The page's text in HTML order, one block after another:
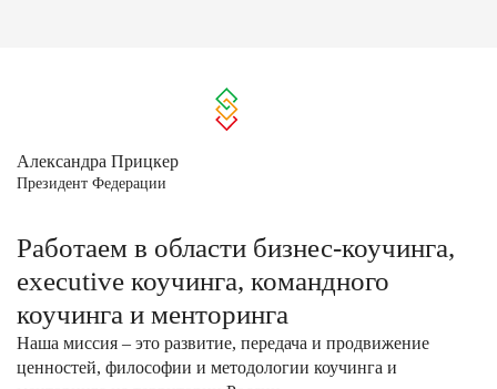
Александра Прицкер
Президент Федерации
Работаем в области бизнес-коучинга,
executive коучинга, командного
коучинга и менторинга
Наша миссия – это развитие, передача и продвижение
ценностей, философии и методологии коучинга и